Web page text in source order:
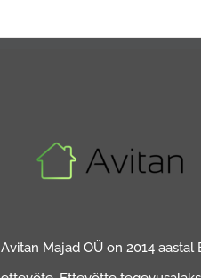
Avitan Majad OÜ on 2014